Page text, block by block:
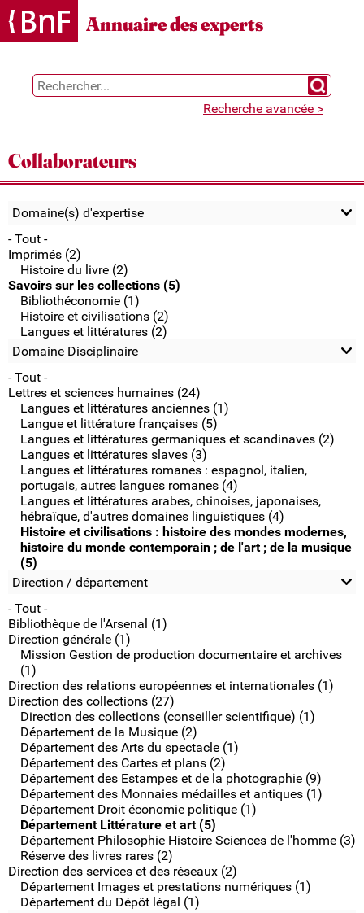
Gestion des cookies
Annuaire des experts
Chercher
Recherche avancée >
Collaborateurs
Domaine(s) d'expertise
- Tout -
Imprimés (2)
Histoire du livre (2)
Savoirs sur les collections (5)
Bibliothéconomie (1)
Histoire et civilisations (2)
Langues et littératures (2)
Domaine Disciplinaire
- Tout -
Lettres et sciences humaines (24)
Langues et littératures anciennes (1)
Langue et littérature françaises (5)
Langues et littératures germaniques et scandinaves (2)
Langues et littératures slaves (3)
Langues et littératures romanes : espagnol, italien,
portugais, autres langues romanes (4)
Langues et littératures arabes, chinoises, japonaises,
hébraïque, d'autres domaines linguistiques (4)
Histoire et civilisations : histoire des mondes modernes,
histoire du monde contemporain ; de l'art ; de la musique
(5)
Direction / département
- Tout -
Bibliothèque de l'Arsenal (1)
Direction générale (1)
Mission Gestion de production documentaire et archives
(1)
Direction des relations européennes et internationales (1)
Direction des collections (27)
Direction des collections (conseiller scientifique) (1)
Département de la Musique (2)
Département des Arts du spectacle (1)
Département des Cartes et plans (2)
Département des Estampes et de la photographie (9)
Département des Monnaies médailles et antiques (1)
Département Droit économie politique (1)
Département Littérature et art (5)
Département Philosophie Histoire Sciences de l'homme (3)
Réserve des livres rares (2)
Direction des services et des réseaux (2)
Département Images et prestations numériques (1)
Département du Dépôt légal (1)